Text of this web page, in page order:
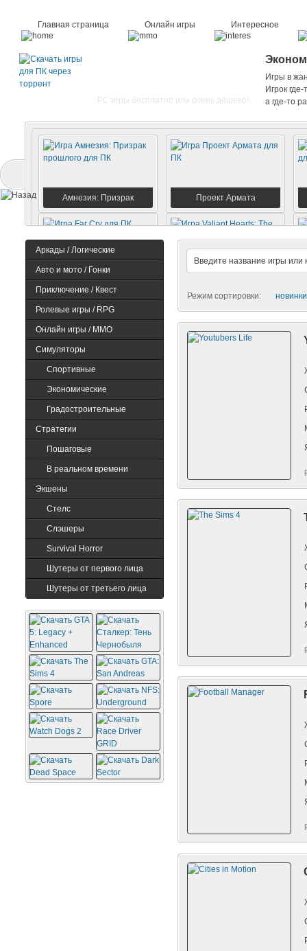
Главная страница Онлайн игры Интересное
PC игры бесплатно или очень дёшево!
Игры в
Игрок
а где-то
Амнезия: Призрак
прошлого
Проект Армата
Valiant Hearts: The
Minecraft Premium
Режим сортировки: новинки
Аркады / Логические
Авто и мото / Гонки
Приключение / Квест
Ролевые игры / RPG
Онлайн игры / MMO
Симуляторы
Спортивные
Экономические
Градостроительные
Стратегии
Пошаговые
В реальном времени
Экшены
Cтелс
Слэшеры
Survival Horror
Шутеры от первого лица
Шутеры от третьего лица